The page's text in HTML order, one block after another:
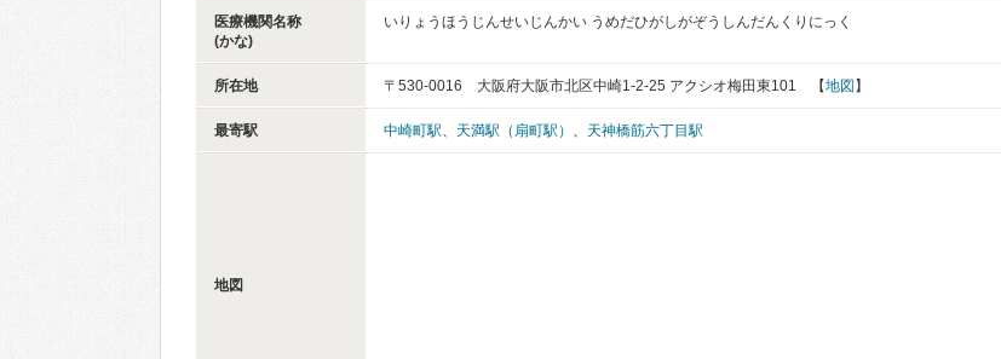
医療機関名称
(かな)
いりょうほうじんせいじんかい うめだひがしがぞうしんだんくりにっく
所在地 〒530-0016 大阪府大阪市北区中崎1-2-25 アクシオ梅田東101 【地図 】
最寄駅 中崎町駅、 天満駅（扇町駅） 、 天神橋筋六丁目駅
地図